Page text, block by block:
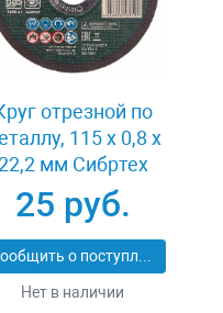
отрезной по
115 х 0,8 х
мм Сибртех
743307
25 руб.
Сообщить о поступлении
Нет в наличии